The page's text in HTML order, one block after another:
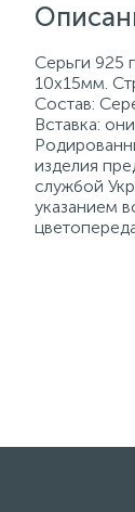
Серьги 925
10х15мм.
Состав:
Вставка:
изделия
службой
указанием